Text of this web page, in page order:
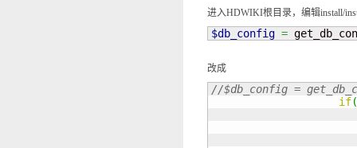
进入HDWIKI根目录，编辑install/
$db_config =
改成
//$db_config =
if(